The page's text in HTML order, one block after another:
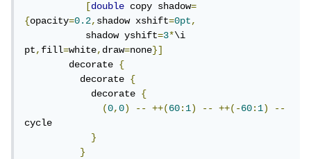
[double copy shadow=
{opacity=0.2,shadow xshift=0pt,
           shadow yshift
=3*\i
pt,fill=white,draw=none}]
        decorate
{
          decorate
{
            decorate
{
(0,0) -- ++(60:1) -- ++(-60:1)
--
cycle
}
}